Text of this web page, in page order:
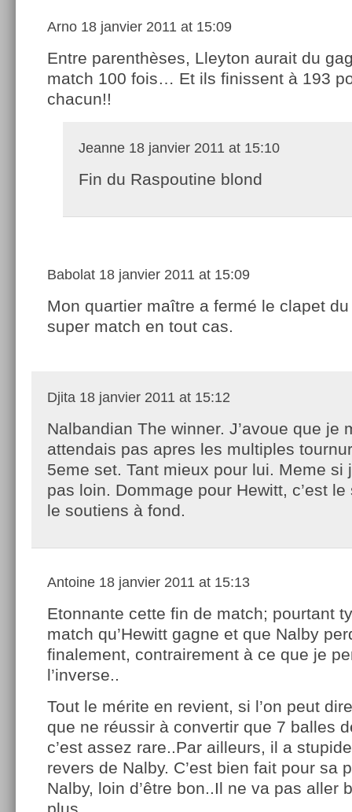
Arno 18 janvier 2011 at 15:09
Entre parenthèses, Lleyton aurait du
match 100 fois… Et ils finissent à 193
chacun!!
Jeanne 18 janvier 2011 at 15:10
Fin du Raspoutine blond
Babolat 18 janvier 2011 at 15:09
Mon quartier maître a fermé le clapet
super match en tout cas.
Djita 18 janvier 2011 at 15:12
Nalbandian The winner. J’avoue que je
attendais pas apres les multiples
5eme set. Tant mieux pour lui. Meme si
pas loin. Dommage pour Hewitt, c’est
le soutiens à fond.
Antoine 18 janvier 2011 at 15:13
Etonnante cette fin de match; pourtant
match qu’Hewitt gagne et que Nalby
finalement, contrairement à ce que je
l’inverse..
Tout le mérite en revient, si l’on peut
que ne réussir à convertir que 7 balles
c’est assez rare..Par ailleurs, il a
revers de Nalby. C’est bien fait pour sa
Nalby, loin d’être bon..Il ne va pas aller